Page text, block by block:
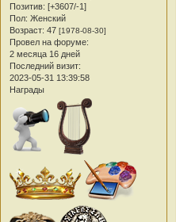
Позитив: [+3607/-1]
Пол: Женский
Возраст: 47 [1978-08-30]
Провел на форуме:
2 месяца 16 дней
Последний визит:
2023-05-31 13:39:58
Награды